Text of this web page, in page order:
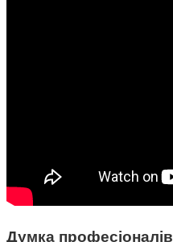
Думка професіоналів